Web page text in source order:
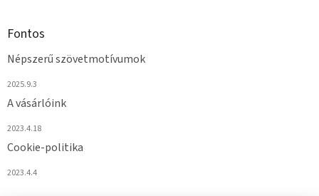
Fontos
Népszerű szövetmotívumok
2025.9.3
A vásárlóink
2023.4.18
Cookie-politika
2023.4.4